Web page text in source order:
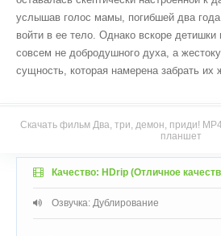
услышав голос мамы, погибшей два
войти в ее тело. Однако вскоре
совсем не добродушного духа, а
сущность, которая намерена забрать их
Скачать фильм Два, три, демон, приди!
планшет
Качество: HDrip (Отличное
Озвучка: Дублирование